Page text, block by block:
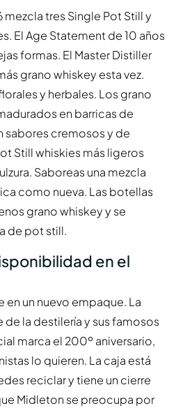
mezcla tres Single Pot Still y
El Age Statement de 10 años
formas. El Master Distiller
grano whiskey esta vez.
y herbales. Los grano
en barricas de
sabores cremosos y de
Still whiskies más ligeros
Saboreas una mezcla
como nueva. Las botellas
grano whiskey y se
de pot still.
en el
en un nuevo empaque. La
la destilería y sus famosos
marca el 200º aniversario,
lo quieren. La caja está
reciclar y tiene un cierre
Midleton se preocupa por